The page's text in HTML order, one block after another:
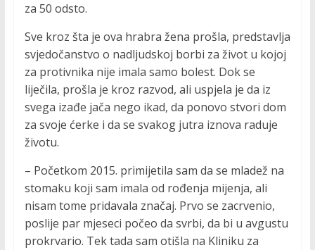
za 50 odsto.
Sve kroz šta je ova hrabra žena prošla, predstavlja
svjedočanstvo o nadljudskoj borbi za život u kojoj
za protivnika nije imala samo bolest. Dok se
liječila, prošla je kroz razvod, ali uspjela je da iz
svega izađe jača nego ikad, da ponovo stvori dom
za svoje ćerke i da se svakog jutra iznova raduje
životu.
– Početkom 2015. primijetila sam da se mladež na
stomaku koji sam imala od rođenja mijenja, ali
nisam tome pridavala značaj. Prvo se zacrvenio,
poslije par mjeseci počeo da svrbi, da bi u avgustu
prokrvario. Tek tada sam otišla na Kliniku za